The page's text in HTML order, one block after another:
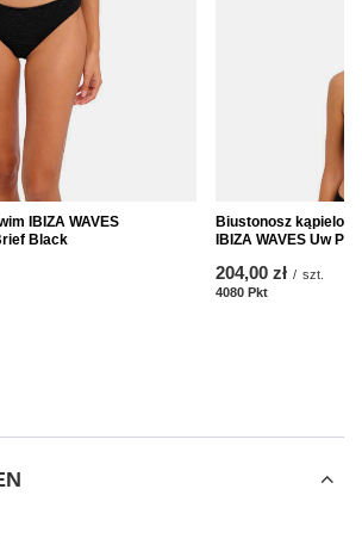
IBIZA WAVES
Black
Biustonosz
IBIZA WAVES Uw
204,00 zł / szt.
4080 Pkt